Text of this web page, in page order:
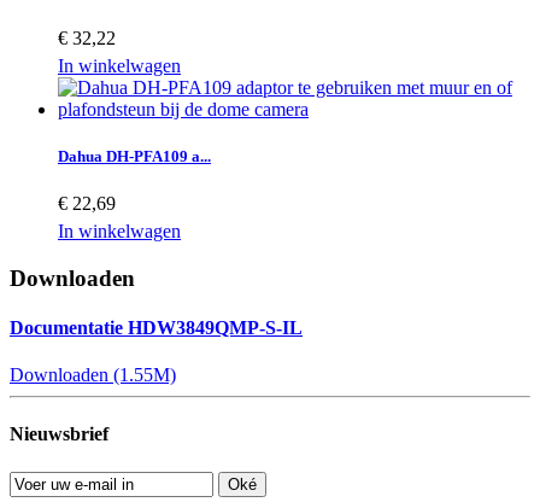
€ 32,22
In winkelwagen
Dahua DH-PFA109 a...
€ 22,69
In winkelwagen
Downloaden
Documentatie HDW3849QMP-S-IL
Downloaden (1.55M)
Nieuwsbrief
Oké